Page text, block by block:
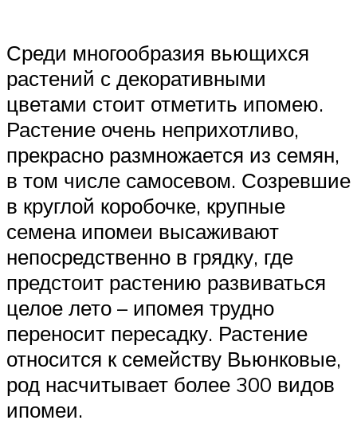
Среди многообразия вьющихся
растений с декоративными
цветами стоит отметить ипомею.
Растение очень неприхотливо,
прекрасно размножается из семян,
в том числе самосевом. Созревшие
в круглой коробочке, крупные
семена ипомеи высаживают
непосредственно в грядку, где
предстоит растению развиваться
целое лето – ипомея трудно
переносит пересадку. Растение
относится к семейству Вьюнковые,
род насчитывает более 300 видов
ипомеи.